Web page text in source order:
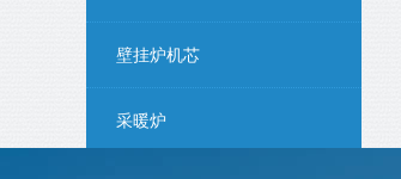
壁挂炉机芯
采暖炉